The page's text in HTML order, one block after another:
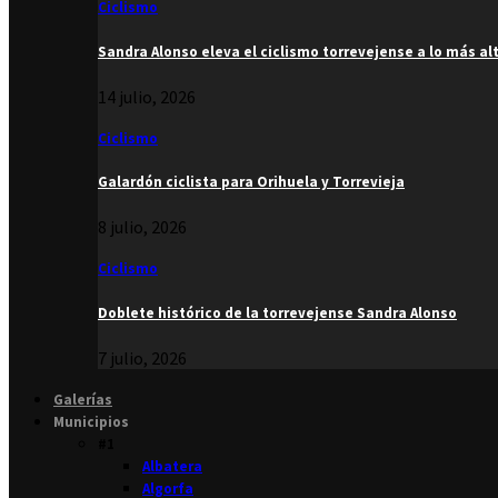
Ciclismo
Sandra Alonso eleva el ciclismo torrevejense a lo más
14 julio, 2026
Ciclismo
Galardón ciclista para Orihuela y Torrevieja
8 julio, 2026
Ciclismo
Doblete histórico de la torrevejense Sandra Alonso
7 julio, 2026
Galerías
Municipios
Albatera
Algorfa